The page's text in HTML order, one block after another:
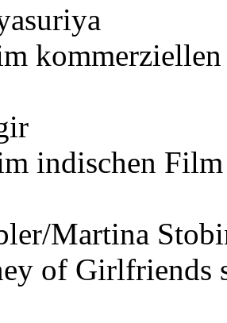
indischen Film
Martina
of Girlfriends